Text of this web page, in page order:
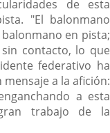
de esta
"El balonmano
en pista;
contacto, lo que
federativo ha
a la afición:
a esta
trabajo de la